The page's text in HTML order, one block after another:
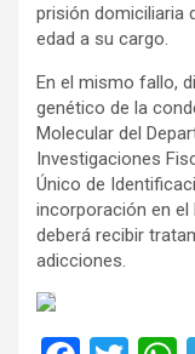
prisión domiciliaria
edad a su cargo.
En el mismo fallo,
genético de la
Molecular del
Investigaciones
Único de
incorporación en el
deberá recibir
adicciones.